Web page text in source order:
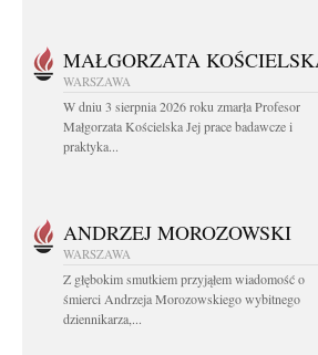
MAŁGORZATA
WARSZAWA
W dniu 3 sierpnia 2026 roku zmarła Profesor
Małgorzata Kościelska Jej prace badawcze i
praktyka...
ANDRZEJ MOROZOWSKI
WARSZAWA
Z głębokim smutkiem przyjąłem wiadomość o
śmierci Andrzeja Morozowskiego wybitnego
dziennikarza,...